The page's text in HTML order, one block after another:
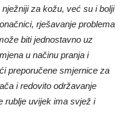
za kožu, već su i bolji
rješavanje problema
biti jednostavno uz
u načinu pranja i
preporučene smjernice za
i redovito održavanje
rublje uvijek ima svjež i